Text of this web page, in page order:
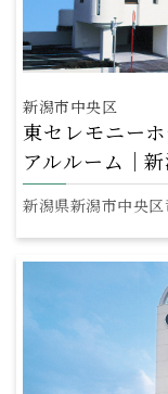
新潟市中央区
東セレモニー
アルルーム｜
新潟県新潟市中央